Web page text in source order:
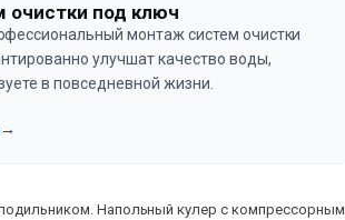
под ключ
монтаж систем очистки
улучшат качество воды,
в повседневной жизни.
→
Напольный кулер с компрессорным